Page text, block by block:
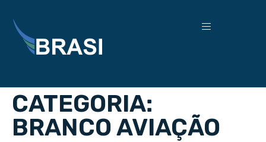
CATEGORIA:
BRANCO AVIAÇÃO